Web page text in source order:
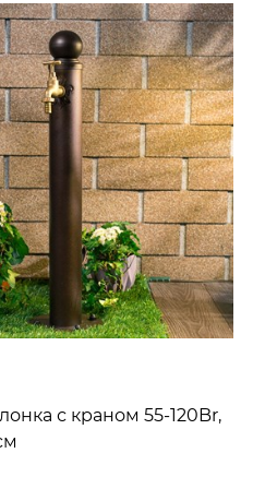
с краном 55-120Br,